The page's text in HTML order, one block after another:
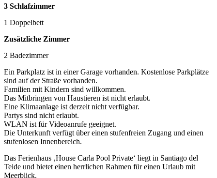
3 Schlafzimmer
1 Doppelbett
Zusätzliche Zimmer
2 Badezimmer
Ein Parkplatz ist in einer Garage vorhanden. Kostenlose Parkplätze
sind auf der Straße vorhanden.
Familien mit Kindern sind willkommen.
Das Mitbringen von Haustieren ist nicht erlaubt.
Eine Klimaanlage ist derzeit nicht verfügbar.
Partys sind nicht erlaubt.
WLAN ist für Videoanrufe geeignet.
Die Unterkunft verfügt über einen stufenfreien Zugang und einen
stufenlosen Innenbereich.
Das Ferienhaus ‚House Carla Pool Private‘ liegt in Santiago del
Teide und bietet einen herrlichen Rahmen für einen Urlaub mit
Meerblick.